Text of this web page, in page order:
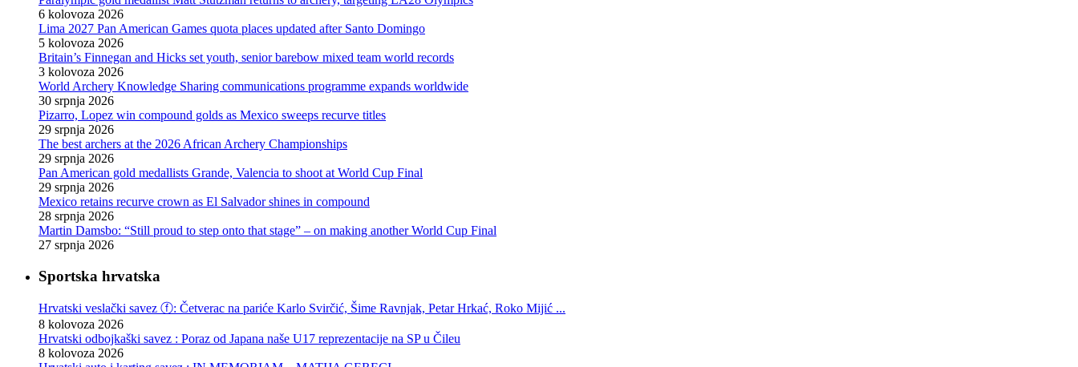
6 kolovoza 2026
Lima 2027 Pan American Games quota places updated after Santo Domingo
5 kolovoza 2026
Britain’s Finnegan and Hicks set youth, senior barebow mixed team world records
3 kolovoza 2026
World Archery Knowledge Sharing communications programme expands worldwide
30 srpnja 2026
Pizarro, Lopez win compound golds as Mexico sweeps recurve titles
29 srpnja 2026
The best archers at the 2026 African Archery Championships
29 srpnja 2026
Pan American gold medallists Grande, Valencia to shoot at World Cup Final
29 srpnja 2026
Mexico retains recurve crown as El Salvador shines in compound
28 srpnja 2026
Martin Damsbo: “Still proud to step onto that stage” – on making another World Cup Final
27 srpnja 2026
Sportska hrvatska
Hrvatski veslački savez ⓕ: Četverac na pariće Karlo Svirčić, Šime Ravnjak, Petar Hrkać, Roko Mijić ...
8 kolovoza 2026
Hrvatski odbojkaški savez : Poraz od Japana naše U17 reprezentacije na SP u Čileu
8 kolovoza 2026